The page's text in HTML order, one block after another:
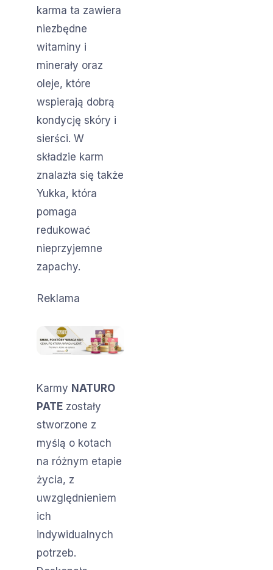
karma ta zawiera
niezbędne
witaminy i
minerały oraz
oleje, które
wspierają dobrą
kondycję skóry i
sierści. W
składzie karm
znalazła się także
Yukka, która
pomaga
redukować
nieprzyjemne
zapachy.
Reklama
Karmy NATURO
PATE zostały
stworzone z
myślą o kotach
na różnym etapie
życia, z
uwzględnieniem
ich
indywidualnych
potrzeb.